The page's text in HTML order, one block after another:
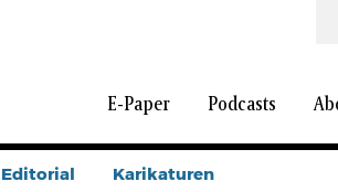
E-Paper Podcasts
Editorial Karikaturen